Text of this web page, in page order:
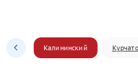
Калининский